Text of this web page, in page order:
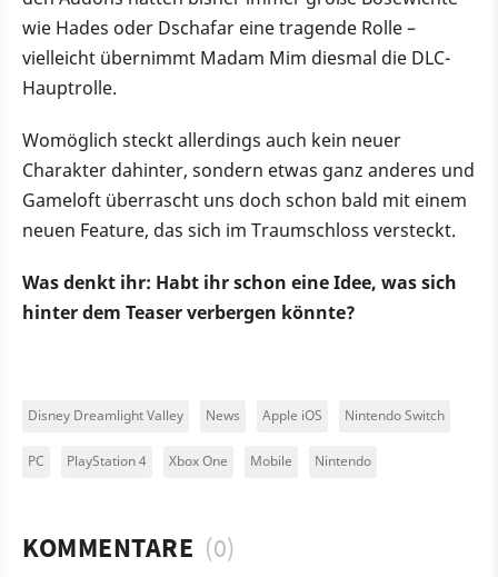
wie Hades oder Dschafar eine tragende Rolle –
vielleicht übernimmt Madam Mim diesmal die DLC-
Hauptrolle.
Womöglich steckt allerdings auch kein neuer
Charakter dahinter, sondern etwas ganz anderes und
Gameloft überrascht uns doch schon bald mit einem
neuen Feature, das sich im Traumschloss versteckt.
Was denkt ihr: Habt ihr schon eine Idee, was sich
hinter dem Teaser verbergen könnte?
Disney Dreamlight Valley News Apple iOS Nintendo Switch
PC PlayStation 4 Xbox One Mobile Nintendo
KOMMENTARE (0)